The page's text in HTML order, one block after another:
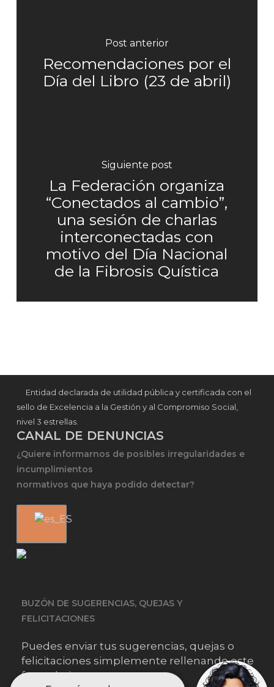
Post anterior
Recomendaciones por el
Día del Libro (23 de abril)
Siguiente post
La Federación organiza
“Conectados al cambio”,
una sesión de charlas
interconectadas con
motivo del Día Nacional
de la Fibrosis Quística
Entidad declarada de utilidad pública y certificada con el
sello de Excelencia a la Gestión y al Compromiso Social,
nivel 3 estrellas.
CANAL DE DENUNCIAS
¿Quiere informarnos de posibles irregularidades e
incumplimientos
normativos que haya podido detectar?
BUZÓN DE SUGERENCIAS, QUEJAS Y
FELICITACIONES
Puedes enviar tus sugerencias, quejas o
felicitaciones simplemente rellenando este
formulario.